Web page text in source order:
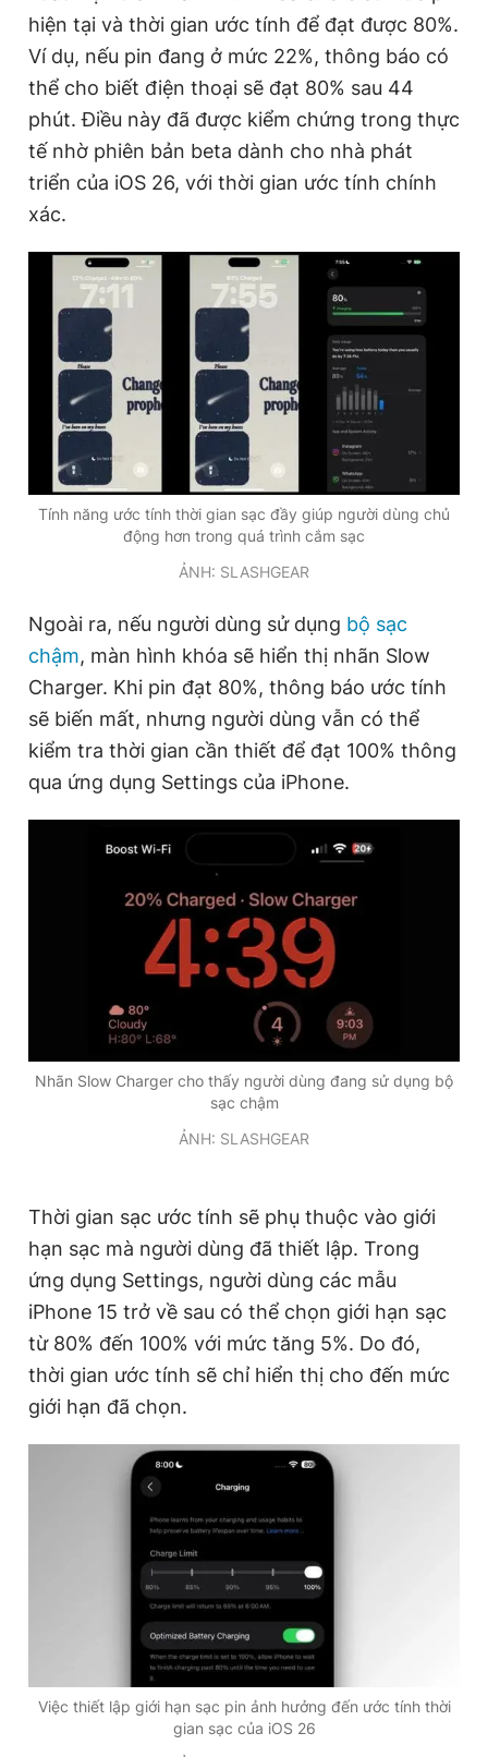
hiện tại và thời gian ước tính để đạt được 80%.
Ví dụ, nếu pin đang ở mức 22%, thông báo có
thể cho biết điện thoại sẽ đạt 80% sau 44
phút. Điều này đã được kiểm chứng trong thực
tế nhờ phiên bản beta dành cho nhà phát
triển của iOS 26, với thời gian ước tính chính
xác.
Tính năng ước tính thời gian sạc đầy giúp người dùng chủ
động hơn trong quá trình cắm sạc
ẢNH: SLASHGEAR
Ngoài ra, nếu người dùng sử dụng bộ sạc
chậm, màn hình khóa sẽ hiển thị nhãn Slow
Charger. Khi pin đạt 80%, thông báo ước tính
sẽ biến mất, nhưng người dùng vẫn có thể
kiểm tra thời gian cần thiết để đạt 100% thông
qua ứng dụng Settings của iPhone.
Nhãn Slow Charger cho thấy người dùng đang sử dụng bộ
sạc chậm
ẢNH: SLASHGEAR
Thời gian sạc ước tính sẽ phụ thuộc vào giới
hạn sạc mà người dùng đã thiết lập. Trong
ứng dụng Settings, người dùng các mẫu
iPhone 15 trở về sau có thể chọn giới hạn sạc
từ 80% đến 100% với mức tăng 5%. Do đó,
thời gian ước tính sẽ chỉ hiển thị cho đến mức
giới hạn đã chọn.
Việc thiết lập giới hạn sạc pin ảnh hưởng đến ước tính thời
gian sạc của iOS 26